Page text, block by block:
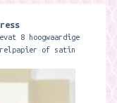
8 hoogwaardige
of satin